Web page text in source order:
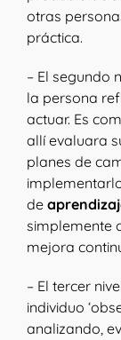
otras
práctica.
– El segundo
la persona
actuar. Es
allí evaluara
planes de
de
simplemente
mejora
– El tercer
individuo
analizando,